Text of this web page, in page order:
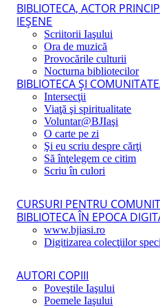
BIBLIOTECA, ACTOR
IEŞENE
Scriitorii Iaşului
Ora de muzică
Provocările culturii
Nocturna bibliotecilor
BIBLIOTECA ŞI
Intersecţii
Viaţă şi spiritualitate
Voluntar@BJIaşi
O carte pe zi
Şi eu scriu despre cărţi
Să înţelegem ce citim
Scriu în culori
CURSURI PENTRU
BIBLIOTECA ÎN EPOCA
www.bjiasi.ro
Digitizarea colecţiilor
AUTORI COPIII
Poveştile Iaşului
Poemele Iaşului